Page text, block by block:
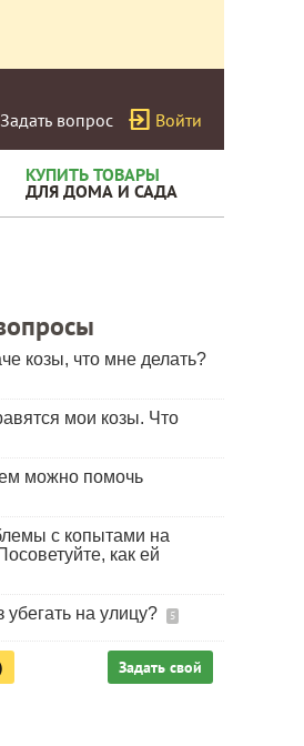
Задать вопрос Войти
КУПИТЬ ТОВАРЫ
ДЛЯ ДОМА И САДА
козы, что мне делать?
мои козы. Что
можно помочь
с копытами на
как ей
убегать на улицу? 5
Задать свой